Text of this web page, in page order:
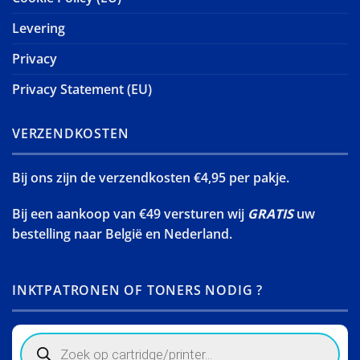
Levering
Privacy
Privacy Statement (EU)
VERZENDKOSTEN
Bij ons zijn de verzendkosten €4,95 per pakje.
Bij een aankoop van €49 versturen wij GRATISuw
bestelling naar België en Nederland.
INKTPATRONEN OF TONERS NODIG ?
Products
search